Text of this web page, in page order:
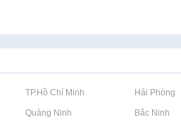
vặt tại TP.Hồ Chí Minh Rao vặt tại Hải Phòng
vặt tại Quảng Ninh Rao vặt tại Bắc Ninh